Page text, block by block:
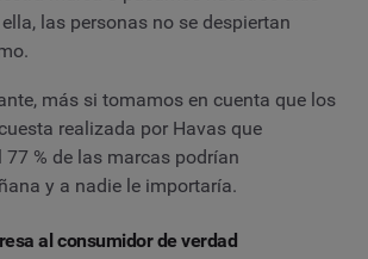
las personas no se despiertan
más si tomamos en cuenta que los
realizada por Havas que
77 % de las marcas podrían
y a nadie le importaría.
al consumidor de verdad